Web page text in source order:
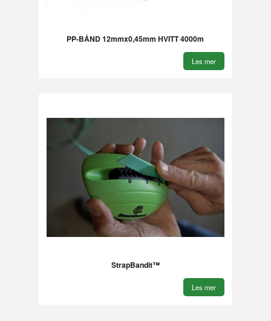
PP-BÅND 12mmx0,45mm HVITT 4000m
Les mer
StrapBandit™
Les mer